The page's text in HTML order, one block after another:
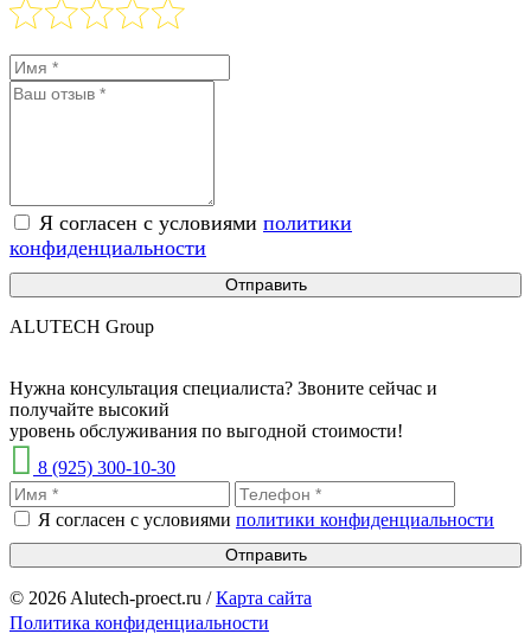
Я согласен с условиями политики
конфиденциальности
Отправить
ALUTECH Group
Нужна консультация специалиста? Звоните сейчас и
получайте высокий
уровень обслуживания по выгодной стоимости!
8 (925) 300-10-30
Я согласен с условиями политики конфиденциальности
Отправить
© 2026 Alutech-proect.ru /Карта сайта
Политика конфиденциальности